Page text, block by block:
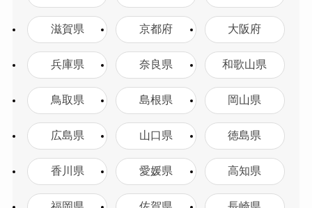
滋賀県 京都府 大阪府
兵庫県 奈良県 和歌山県
鳥取県 島根県 岡山県
広島県 山口県 徳島県
香川県 愛媛県 高知県